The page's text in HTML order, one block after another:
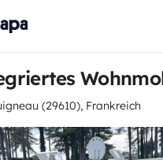
(29610), Frankreich